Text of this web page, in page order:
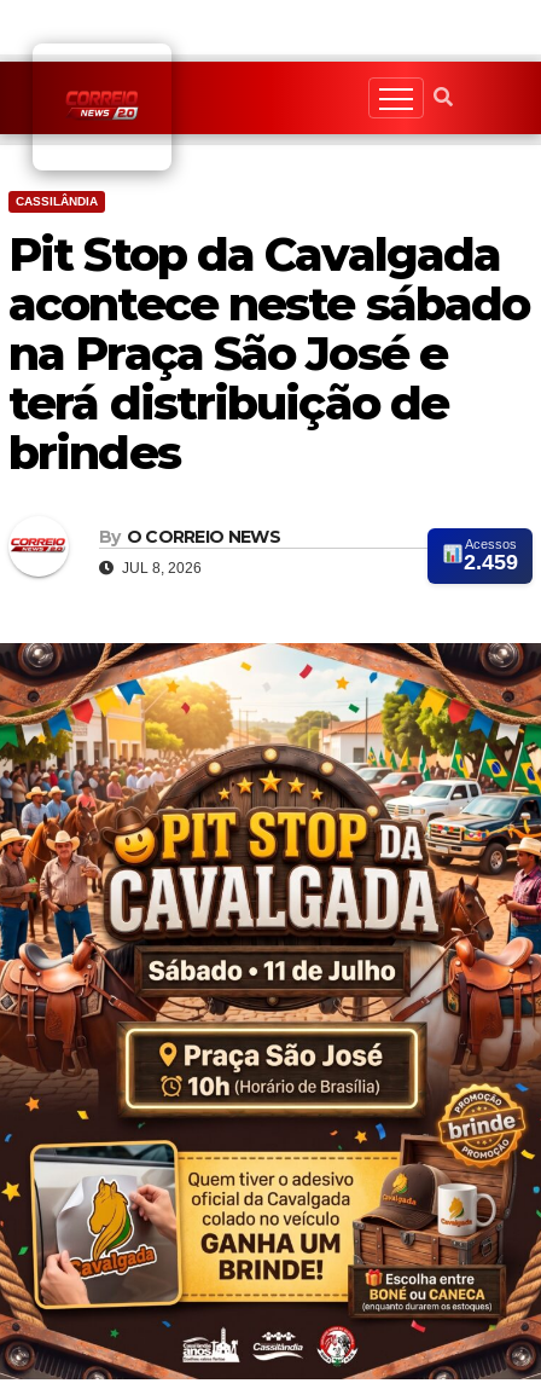
content
CASSILÂNDIA
Pit Stop da Cavalgada
acontece neste sábado
na Praça São José e
terá distribuição de
brindes
By O CORREIO NEWS
JUL 8, 2026
Acessos
2.459